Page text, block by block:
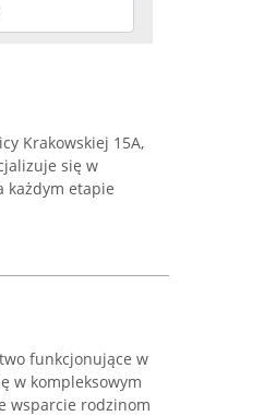
Krakowskiej 15A,
się w
każdym etapie
funkcjonujące w
w kompleksowym
wsparcie rodzinom